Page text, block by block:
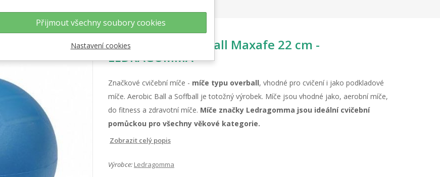
Soffball Maxafe 22 Cm - LEDRAGOMMA
Aerobic Ball, Soffball Maxafe 22 cm -
LEDRAGOMMA
Značkové cvičební míče - míče typu overball, vhodné pro cvičení i jako podkladové
míče. Aerobic Ball a Soffball je totožný výrobek. Míče jsou vhodné jako, aerobní míče,
do fitness a zdravotní míče. Míče značky Ledragomma jsou ideální cvičební
pomůckou pro všechny věkové kategorie.
Zobrazit celý popis
Výrobce: Ledragomma
Přijmout všechny soubory cookies
Nastavení cookies